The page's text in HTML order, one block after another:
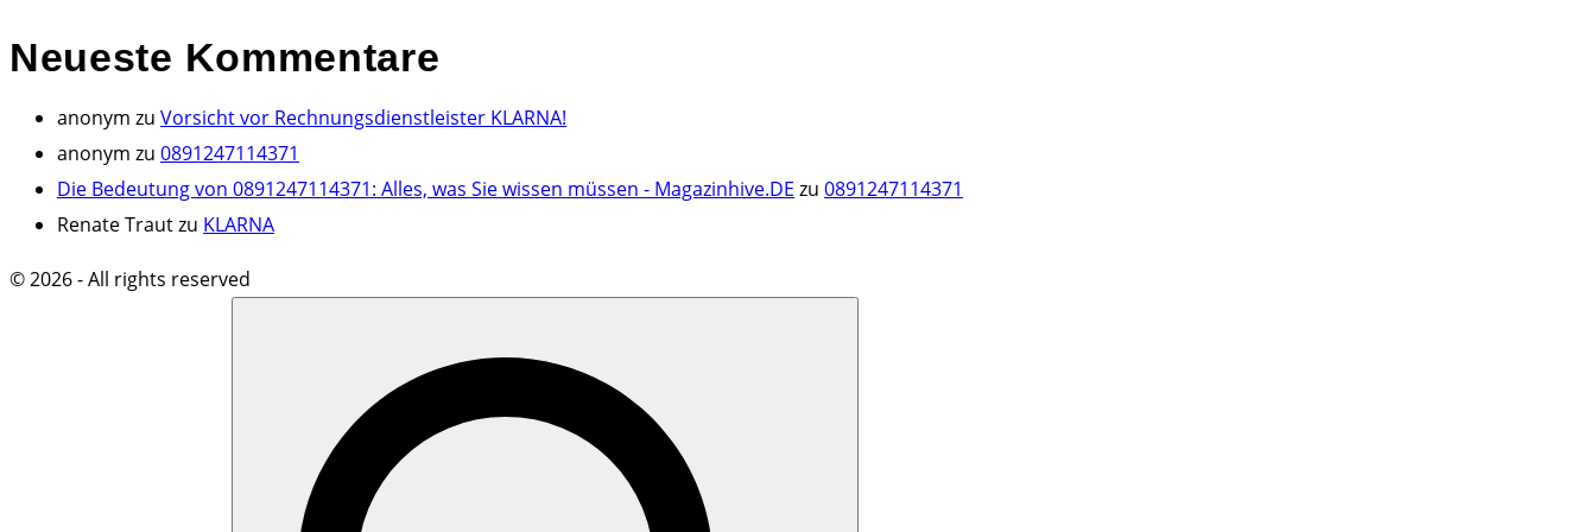
Neueste Kommentare
anonym zu Vorsicht vor Rechnungsdienstleister KLARNA!
anonym zu 0891247114371
Die Bedeutung von 0891247114371: Alles, was Sie wissen müssen - Magazinhive.DE zu 0891247114371
Renate Trautzu KLARNA
©2026- All rights reserved